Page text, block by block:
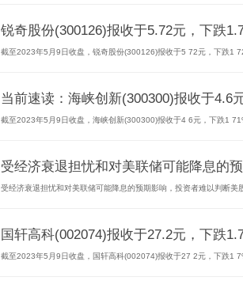
锐奇股份(300126)报收于5.72元，下跌
截至2023年5月9日收盘，锐奇股份(300126)报收于5 72元，下跌1
当前速读：海峡创新(300300)报收于4.6
截至2023年5月9日收盘，海峡创新(300300)报收于4 6元，下跌1
受经济衰退担忧和对美联储可能降息的
受经济衰退担忧和对美联储可能降息的预期影响，投资者难以判断美
国轩高科(002074)报收于27.2元，下跌
截至2023年5月9日收盘，国轩高科(002074)报收于27 2元，下跌1